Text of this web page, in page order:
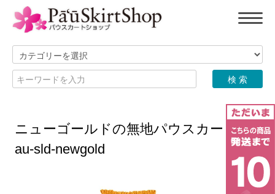
ニューゴールドの無地パウスカート sp
au-sld-newgold